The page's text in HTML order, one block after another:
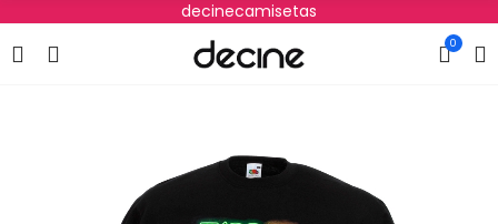
decinecamisetas
0